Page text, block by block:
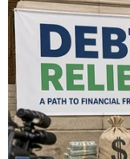
Theo dõi